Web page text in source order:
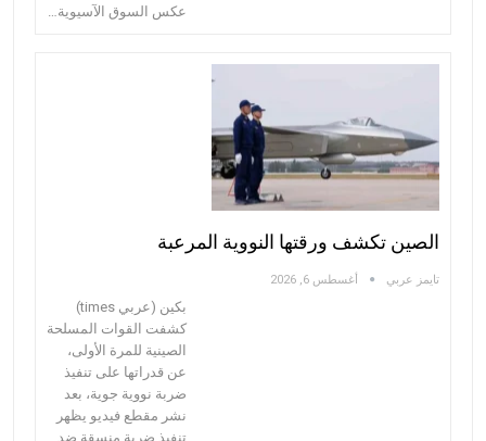
عكس السوق الآسيوية…
الصين تكشف ورقتها النووية المرعبة
تايمز عربي أغسطس 6, 2026
بكين (عربي times)
كشفت القوات المسلحة
الصينية للمرة الأولى،
عن قدراتها على تنفيذ
ضربة نووية جوية، بعد
نشر مقطع فيديو يظهر
تنفيذ ضربة منسقة ضد